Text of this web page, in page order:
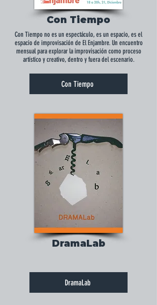
Con Tiempo
Con Tiempo no es un espectáculo, es un espacio, es el
espacio de improvisación de El Enjambre. Un encuentro
mensual para explorar la improvisación como proceso
artístico y creativo, dentro y fuera del escenario.
Con Tiempo
DramaLab
DramaLab